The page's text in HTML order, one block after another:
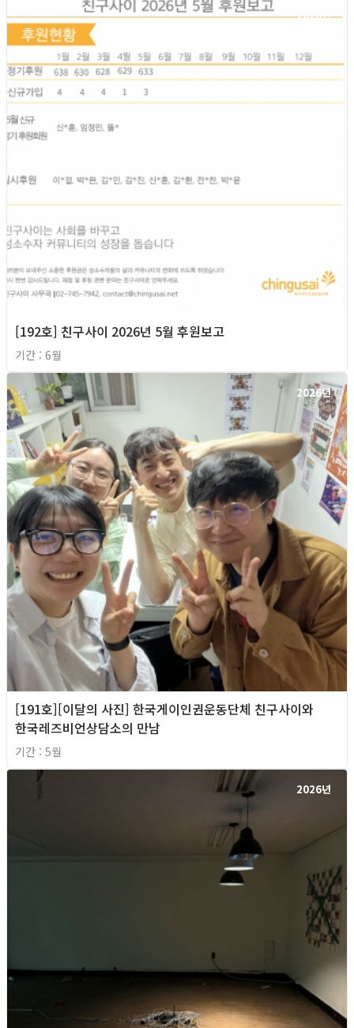
2026년
[192호] 친구사이 2026년 5월 후원보고
기간 : 6월
2026년
[191호][이달의 사진] 한국게이인권운동단체 친구사이와
한국레즈비언상담소의 만남
기간 : 5월
2026년